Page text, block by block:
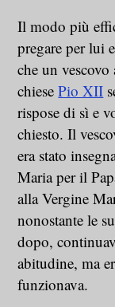
Il modo più
pregare per lui
che un
chiesePio XII
rispose di sì e
chiesto. Il
era stato
Maria per il
alla Vergine
nonostante le
dopo,
abitudine, ma
funzionava.